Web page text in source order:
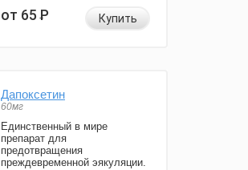
от 65Р Купить
Дапоксетин
60мг
Единственный в мире
препарат для
предотвращения
преждевременной эякуляции.